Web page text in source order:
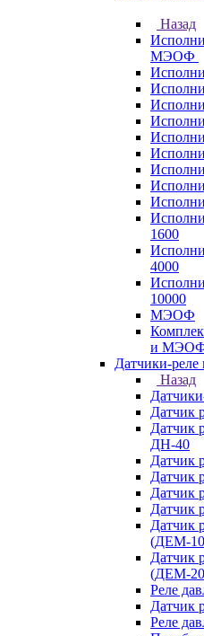
Назад
МЭОФ
1600
4000
10000
МЭОФ
и
Датчики-реле
Назад
Датчик
Датчик
ДН-40
Датчик
Датчик
Датчик
Датчик
Датчик
(ДЕМ-
Датчик
(ДЕМ-
Реле
Датчик
Реле